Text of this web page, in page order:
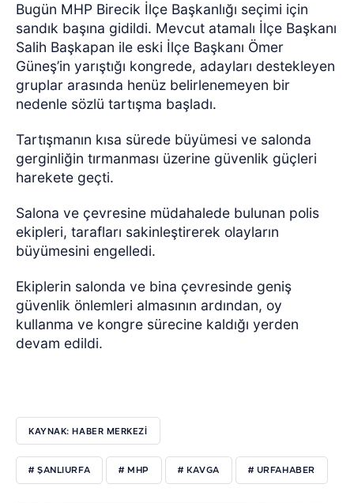
Bugün MHP Birecik İlçe Başkanlığı seçimi için
sandık başına gidildi. Mevcut atamalı İlçe Başkanı
Salih Başkapan ile eski İlçe Başkanı Ömer
Güneş’in yarıştığı kongrede, adayları destekleyen
gruplar arasında henüz belirlenemeyen bir
nedenle sözlü tartışma başladı.
Tartışmanın kısa sürede büyümesi ve salonda
gerginliğin tırmanması üzerine güvenlik güçleri
harekete geçti.
Salona ve çevresine müdahalede bulunan polis
ekipleri, tarafları sakinleştirerek olayların
büyümesini engelledi.
Ekiplerin salonda ve bina çevresinde geniş
güvenlik önlemleri almasının ardından, oy
kullanma ve kongre sürecine kaldığı yerden
devam edildi.
KAYNAK: HABER MERKEZİ
# ŞANLIURFA # MHP # KAVGA # URFAHABER